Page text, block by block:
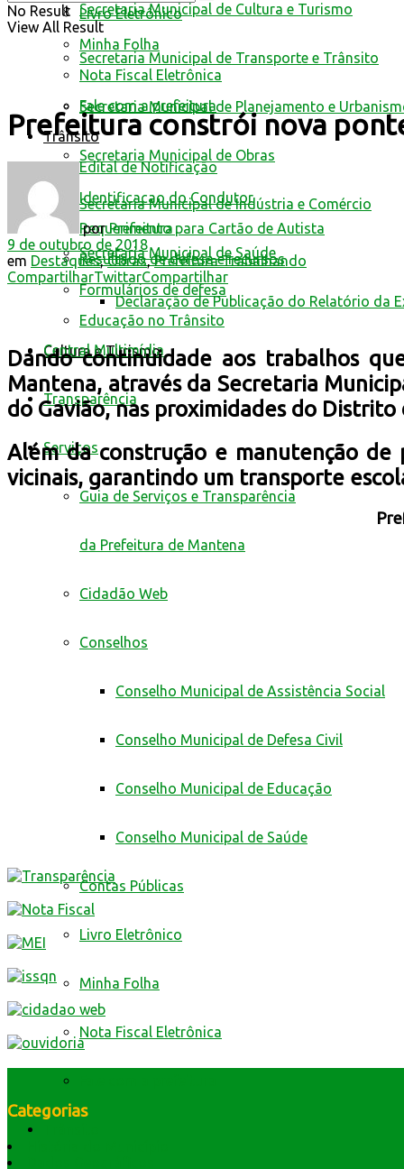
Livro Eletrônico
Minha Folha
Nota Fiscal Eletrônica
Fale com a prefeitura
Trânsito
Edital de Notificação
Identificacao do Condutor
Requerimento para Cartão de Autista
Resultado de defesa e recursos
Formulários de defesa
Educação no Trânsito
Cultura e Turismo
Secretaria Municipal de Cultura e Turismo
Secretaria Municipal de Transporte e Trânsito
Secretaria Municipal de Planejamento e
Secretaria Municipal de Obras
Secretaria Municipal de Indústria e Comércio
Secretaria Municipal de Saúde
Declaração de Publicação do Relatório da
Central Multimídia
Transparência
Serviços
Guia de Serviços e Transparência
da Prefeitura de Mantena
Cidadão Web
Conselhos
Conselho Municipal de Assistência Social
Conselho Municipal de Defesa Civil
Conselho Municipal de Educação
Conselho Municipal de Saúde
Contas Públicas
Livro Eletrônico
Minha Folha
Nota Fiscal Eletrônica
No Result
View All Result
Prefeitura constrói nova
por Prefeitura
9 de outubro de 2018
em Destaques,Obras,Prefeitura Trabalhando
CompartilharTwittarCompartilhar
Dando continuidade aos trabalhos
Mantena, através da Secretaria
do Gavião, nas proximidades do
Além da construção e manutenção
vicinais, garantindo um transporte
Categorias